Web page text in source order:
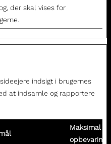
der skal vises for
indsigt i brugernes
at indsamle og rapportere
Maksimal